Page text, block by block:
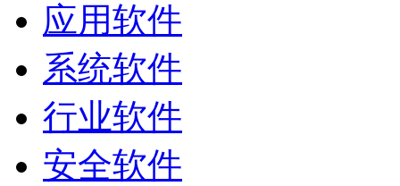
应用软件
系统软件
行业软件
安全软件